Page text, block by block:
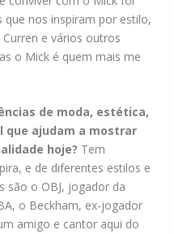
nos inspiram por estilo,
e vários outros
o Mick é quem mais me
de moda, estética,
que ajudam a mostrar
hoje? Tem
e de diferentes estilos e
são o OBJ, jogador da
o Beckham, ex-jogador
amigo e cantor aqui do